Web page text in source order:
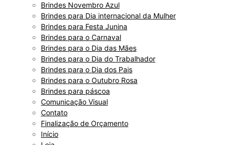
Brindes Novembro Azul
Brindes para Dia internacional da Mulher
Brindes para Festa Junina
Brindes para o Carnaval
Brindes para o Dia das Mães
Brindes para o Dia do Trabalhador
Brindes para o Dia dos Pais
Brindes para o Outubro Rosa
Brindes para páscoa
Comunicação Visual
Contato
Finalização de Orçamento
Início